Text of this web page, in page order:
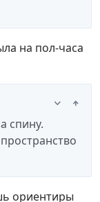
на пол-часа
спину.
ориентиры